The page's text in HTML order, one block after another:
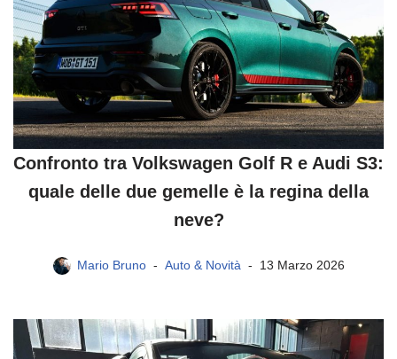
Confronto tra Volkswagen Golf R e Audi S3:
quale delle due gemelle è la regina della
neve?
Mario Bruno Auto & Novità 13 Marzo 2026